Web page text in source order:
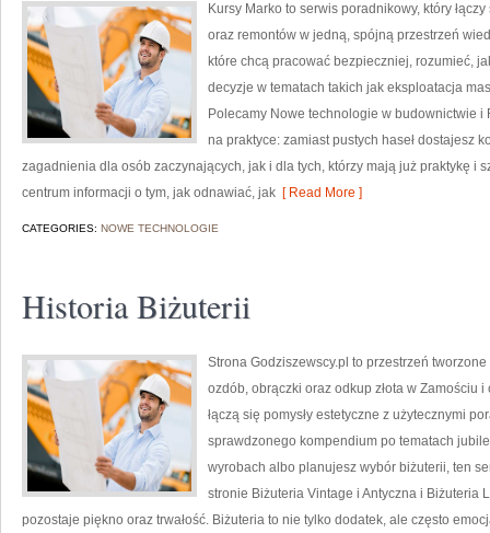
Kursy Marko to serwis poradnikowy, który
oraz remontów w jedną, spójną przestrzeń
które chcą pracować bezpieczniej, rozumieć,
decyzje w tematach takich jak eksploatacja
Polecamy Nowe technologie w budownictwie
na praktyce: zamiast pustych haseł dostajesz
zagadnienia dla osób zaczynających, jak i dla tych, którzy mają już praktykę i
centrum informacji o tym, jak odnawiać, jak [ Read More ]
CATEGORIES: NOWE TECHNOLOGIE
Historia Biżuterii
Strona Godziszewscy.pl to przestrzeń
ozdób, obrączki oraz odkup złota w Zamościu
łączą się pomysły estetyczne z użytecznymi
sprawdzonego kompendium po tematach
wyrobach albo planujesz wybór biżuterii, ten
stronie Biżuteria Vintage i Antyczna i Biżuteria
pozostaje piękno oraz trwałość. Biżuteria to nie tylko dodatek, ale często